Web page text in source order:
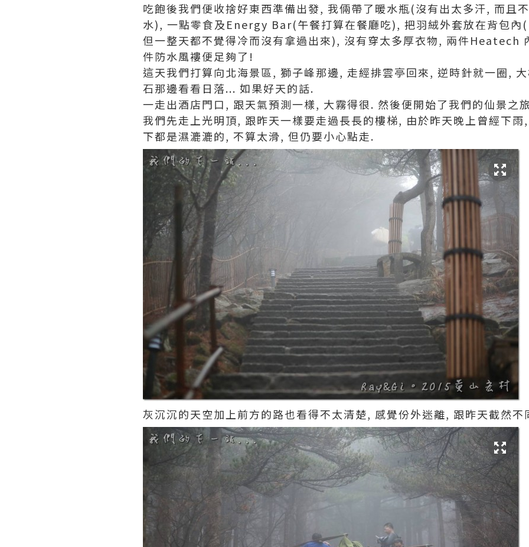
吃飽後我們便收捨好東西準備出發, 我倆帶了暖水瓶(沒有出太多汗, 而且
水), 一點零食及Energy Bar(午餐打算在餐廳吃), 把羽絨外套放在背包內
但一整天都不覺得冷而沒有拿過出來), 沒有穿太多厚衣物, 兩件Heatech
件防水風褸便足夠了!
這天我們打算向北海景區, 獅子峰那邊, 走經排雲亭回來, 逆時針就一圈,
石那邊看看日落... 如果好天的話.
一走出酒店門口, 跟天氣預測一樣, 大霧得很. 然後便開始了我們的仙景之
我們先走上光明頂, 跟昨天一樣要走過長長的樓梯, 由於昨天晚上曾經下
下都是濕漉漉的, 不算太滑, 但仍要小心點走.
灰沉沉的天空加上前方的路也看得不太清楚, 感覺份外迷離, 跟昨天截然不